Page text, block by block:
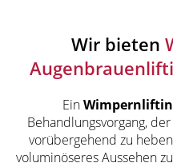
Wir bieten
Ein
Behandlungsvorgang,
vorübergehend zu
voluminöseres Aussehen